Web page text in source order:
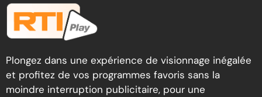
Plongez dans une expérience de visionnage inégalée
et profitez de vos programmes favoris sans la
moindre interruption publicitaire, pour une